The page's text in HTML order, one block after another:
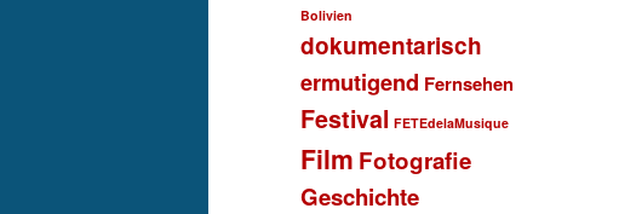
Bolivien
dokumentarisch
ermutigend Fernsehen
Festival FETEdelaMusique
Film Fotografie
Geschichte